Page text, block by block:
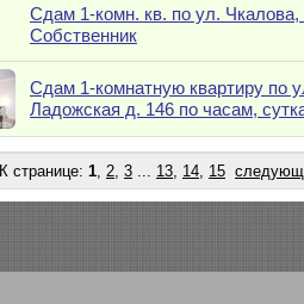
Сдам 1-комн. кв. по ул. Чкалова,
Собственник
Сдам 1-комнатную квартиру по
Ладожская д. 146 по часам,
К странице: 1, 2, 3 ... 13, 14, 15